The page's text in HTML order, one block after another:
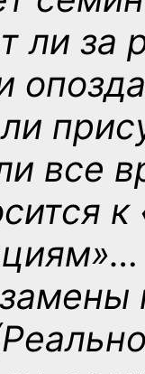
ли за
все
…